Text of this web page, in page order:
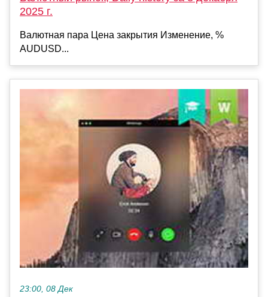
2025 г.
Валютная пара Цена закрытия Изменение, %
AUDUSD...
23:00, 08 Дек